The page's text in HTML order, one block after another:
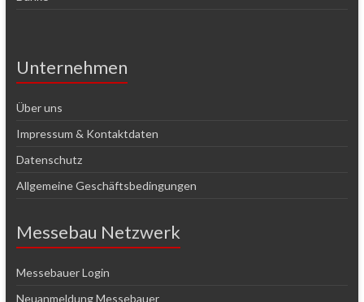
Unternehmen
Über uns
Impressum & Kontaktdaten
Datenschutz
Allgemeine Geschäftsbedingungen
Messebau Netzwerk
Messebauer Login
Neuanmeldung Messebauer